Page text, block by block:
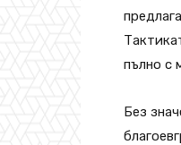
пълно с
Без